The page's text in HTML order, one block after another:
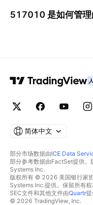
517010 是如何管理
简体中文
部分市场数据由ICE Data
部分参考数据由FactSet提供
Systems Inc.
版权所有 © 2026 美国银行家
Systems Inc.提供。保留所有权
SEC文件和其他文件由Quartr提
© 2026 TradingView, Inc.